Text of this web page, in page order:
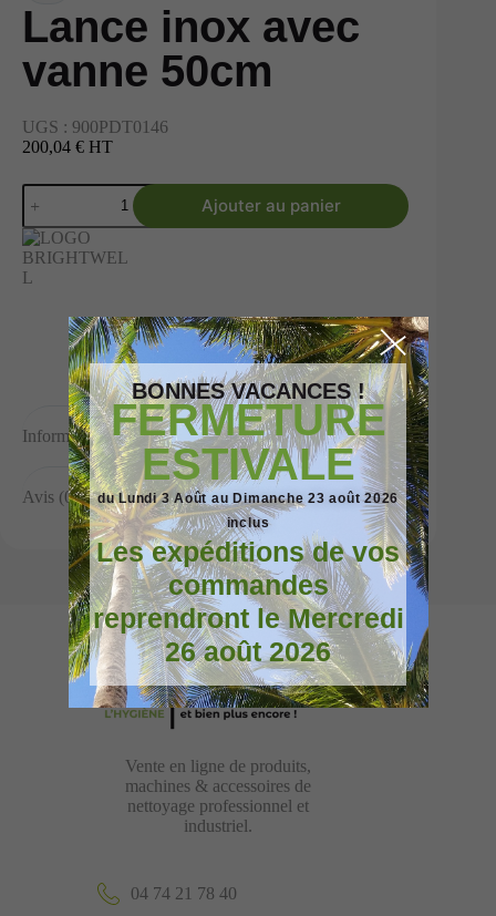
Lance inox avec
vanne 50cm
UGS : 900PDT0146
200,04 € HT
Ajouter au panier
Informations complémentaires
Avis (0)
Vente en ligne de produits,
machines & accessoires de
nettoyage professionnel et
industriel.
04 74 21 78 40
BONNES VACANCES !
FERMETURE
ESTIVALE
du Lundi 3 Août au Dimanche 23 août 2026
inclus
Les expéditions de vos
commandes
reprendront le Mercredi
26 août 2026